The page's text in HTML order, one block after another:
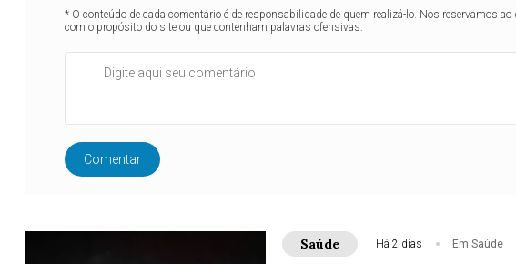
* O conteúdo de cada comentário é de responsabilidade de quem realizá-lo. Nos reservamos
com o propósito do site ou que contenham palavras ofensivas.
Comentar
Saúde Há 2 dias Em Saúde